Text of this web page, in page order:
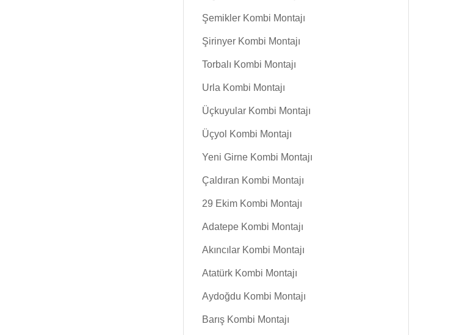
Şemikler Kombi Montajı
Şirinyer Kombi Montajı
Torbalı Kombi Montajı
Urla Kombi Montajı
Üçkuyular Kombi Montajı
Üçyol Kombi Montajı
Yeni Girne Kombi Montajı
Çaldıran Kombi Montajı
29 Ekim Kombi Montajı
Adatepe Kombi Montajı
Akıncılar Kombi Montajı
Atatürk Kombi Montajı
Aydoğdu Kombi Montajı
Barış Kombi Montajı